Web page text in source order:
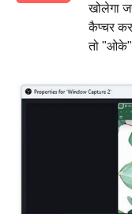
खोलेगा
कैप्चर
तो "ओके"